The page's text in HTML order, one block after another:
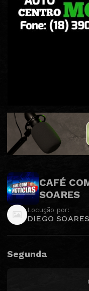
CAFÉ
SOARES
Locução por:
DIEGO SOARES
Segunda